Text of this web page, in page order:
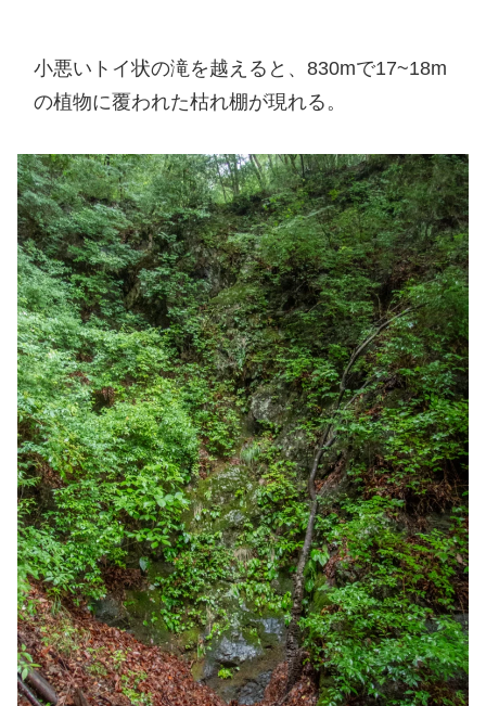
小悪いトイ状の滝を越えると、830mで17~18m
の植物に覆われた枯れ棚が現れる。